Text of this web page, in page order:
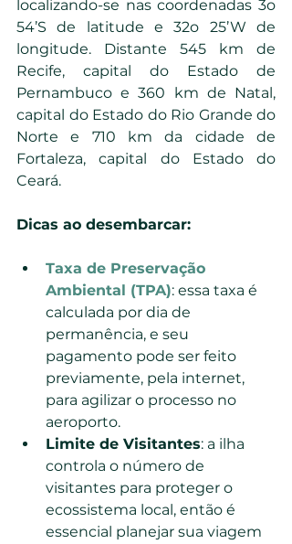
localizando-se nas coordenadas 3o
54’S de latitude e 32o 25’W de
longitude. Distante 545 km de
Recife, capital do Estado de
Pernambuco e 360 km de Natal,
capital do Estado do Rio Grande do
Norte e 710 km da cidade de
Fortaleza, capital do Estado do
Ceará.
Dicas ao desembarcar:
Taxa de Preservação
Ambiental (TPA): essa taxa é
calculada por dia de
permanência, e seu
pagamento pode ser feito
previamente, pela internet,
para agilizar o processo no
aeroporto.
Limite de Visitantes: a ilha
controla o número de
visitantes para proteger o
ecossistema local, então é
essencial planejar sua viagem